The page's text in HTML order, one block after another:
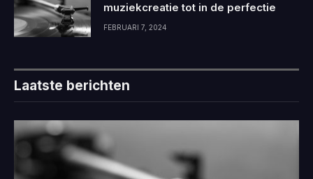
muziekcreatie tot in de perfectie
FEBRUARI 7, 2024
Laatste berichten